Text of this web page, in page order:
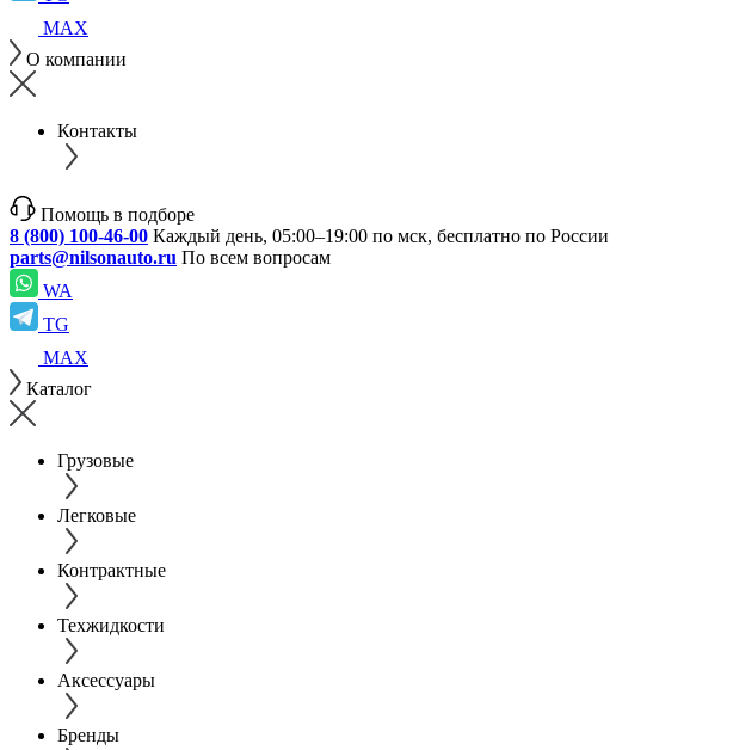
MAX
О компании
Контакты
Помощь в подборе
8 (800) 100-46-00 Каждый день, 05:00–19:00 по мск, бесплатно по России
parts@nilsonauto.ru По всем вопросам
WA
TG
MAX
Каталог
Грузовые
Легковые
Контрактные
Техжидкости
Аксессуары
Бренды